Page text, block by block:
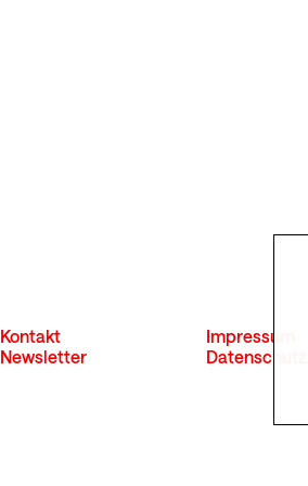
Kontakt
Impressum
Newsletter
Datenschutz